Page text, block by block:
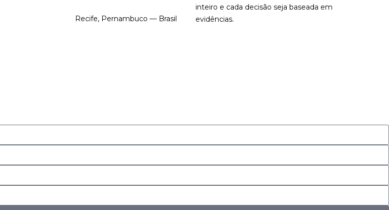
Recife, Pernambuco — Brasil
inteiro e cada decisão seja baseada em
evidências.